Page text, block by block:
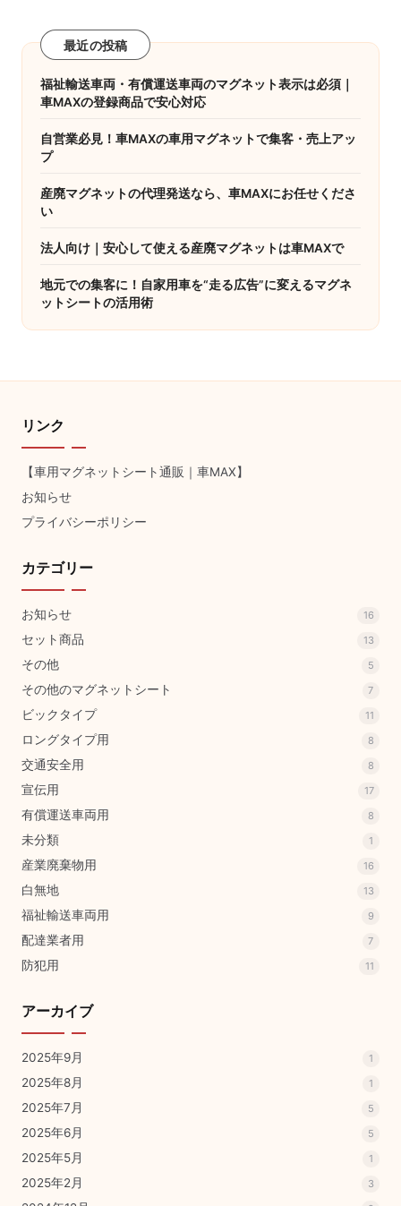
最近の投稿
福祉輸送車両・有償運送車両のマグネット表示は必須｜
車MAXの登録商品で安心対応
自営業必見！車MAXの車用マグネットで集客・売上アッ
プ
産廃マグネットの代理発送なら、車MAXにお任せくださ
い
法人向け｜安心して使える産廃マグネットは車MAXで
地元での集客に！自家用車を“走る広告”に変えるマグネ
ットシートの活用術
リンク
【車用マグネットシート通販｜車MAX】
お知らせ
プライバシーポリシー
カテゴリー
お知らせ 16
セット商品 13
その他 5
その他のマグネットシート 7
ビックタイプ 11
ロングタイプ用 8
交通安全用 8
宣伝用 17
有償運送車両用 8
未分類 1
産業廃棄物用 16
白無地 13
福祉輸送車両用 9
配達業者用 7
防犯用 11
アーカイブ
2025年9月 1
2025年8月 1
2025年7月 5
2025年6月 5
2025年5月 1
2025年2月 3